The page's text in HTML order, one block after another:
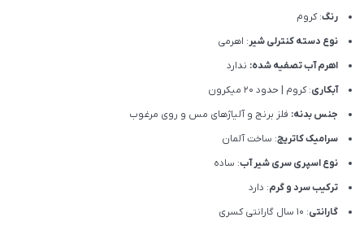
رنگ: کروم
نوع دسته کنترلی شیر: اهرمی
اهرم آب تصفیه شده: ندارد
آبکاری: کروم | حدود 20 میکرون
جنس بدنه: فلز برنج و آلیاژهای مس و روی مرغوب
سرامیک کاتریج: ساخت آلمان
نوع اسپری سری شیر آب: ساده
ترکیب سرد و گرم: دارد
گارانتی: 10 سال گارانتی کسری